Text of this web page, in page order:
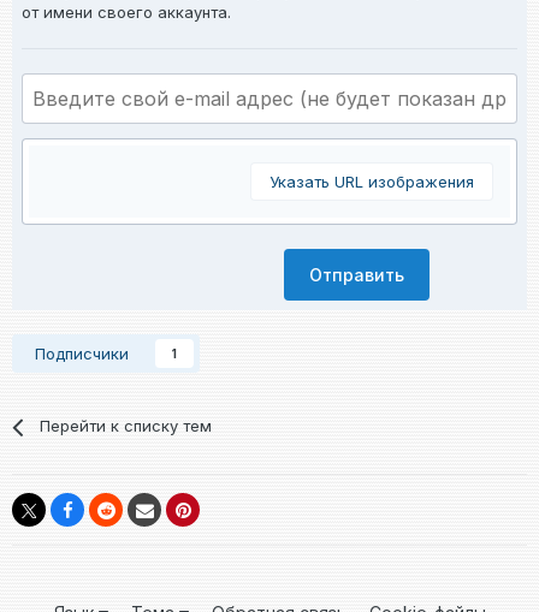
от имени своего аккаунта.
Указать URL изображения
Отправить
Подписчики 1
Перейти к списку тем